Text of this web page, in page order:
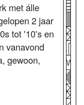
met álle
2 jaar
tot '10's en
vanavond
gewoon,